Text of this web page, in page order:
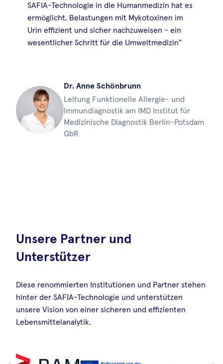
SAFIA-Technologie in die Humanmedizin hat es
ermöglicht, Belastungen mit Mykotoxinen im
Urin effizient und sicher nachzuweisen - ein
wesentlicher Schritt für die Umweltmedizin”
Dr. Anne Schönbrunn
Leitung Funktionelle Allergie- und
Immundiagnostik am IMD Institut für
Medizinische Diagnostik Berlin-Potsdam
GbR
Unsere Partner und
Unterstützer
Diese renommierten Institutionen und Partner stehen
hinter der SAFIA-Technologie und unterstützen
unsere Vision von einer sicheren und effizienten
Lebensmittelanalytik.